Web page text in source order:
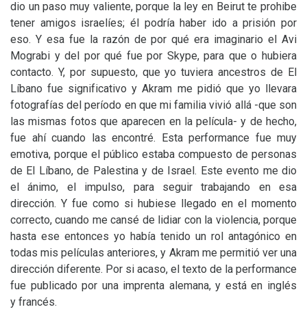
dio un paso muy valiente, porque la ley en Beirut te prohibe
tener amigos israelíes; él podría haber ido a prisión por
eso. Y esa fue la razón de por qué era imaginario el Avi
Mograbi y del por qué fue por Skype, para que o hubiera
contacto. Y, por supuesto, que yo tuviera ancestros de El
Líbano fue significativo y Akram me pidió que yo llevara
fotografías del período en que mi familia vivió allá -que son
las mismas fotos que aparecen en la película- y de hecho,
fue ahí cuando las encontré. Esta performance fue muy
emotiva, porque el público estaba compuesto de personas
de El Líbano, de Palestina y de Israel. Este evento me dio
el ánimo, el impulso, para seguir trabajando en esa
dirección. Y fue como si hubiese llegado en el momento
correcto, cuando me cansé de lidiar con la violencia, porque
hasta ese entonces yo había tenido un rol antagónico en
todas mis películas anteriores, y Akram me permitió ver una
dirección diferente. Por si acaso, el texto de la performance
fue publicado por una imprenta alemana, y está en inglés
y francés.